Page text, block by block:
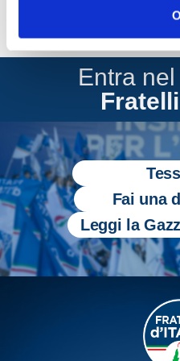
Entra
Fai una
Leggi la